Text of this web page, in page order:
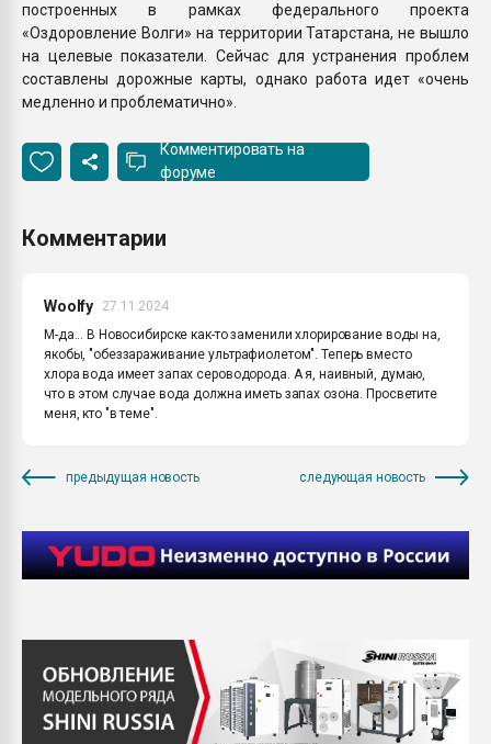
построенных в рамках федерального проекта
«Оздоровление Волги» на территории Татарстана, не вышло
на целевые показатели. Сейчас для устранения проблем
составлены дорожные карты, однако работа идет «очень
медленно и проблематично».
Комментировать на
форуме
Комментарии
Woolfy
27.11.2024
М-да... В Новосибирске как-то заменили хлорирование воды на,
якобы, "обеззараживание ультрафиолетом". Теперь вместо
хлора вода имеет запах сероводорода. А я, наивный, думаю,
что в этом случае вода должна иметь запах озона. Просветите
меня, кто "в теме".
предыдущая новость следующая новость